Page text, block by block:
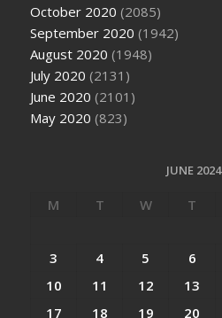
October 2020 (2085)
September 2020 (1942)
August 2020 (1948)
July 2020 (2131)
June 2020 (2101)
May 2020 (823)
JUNE 2024
M T W T
3
4 5 6
10
11 12 13
17
18 19 20